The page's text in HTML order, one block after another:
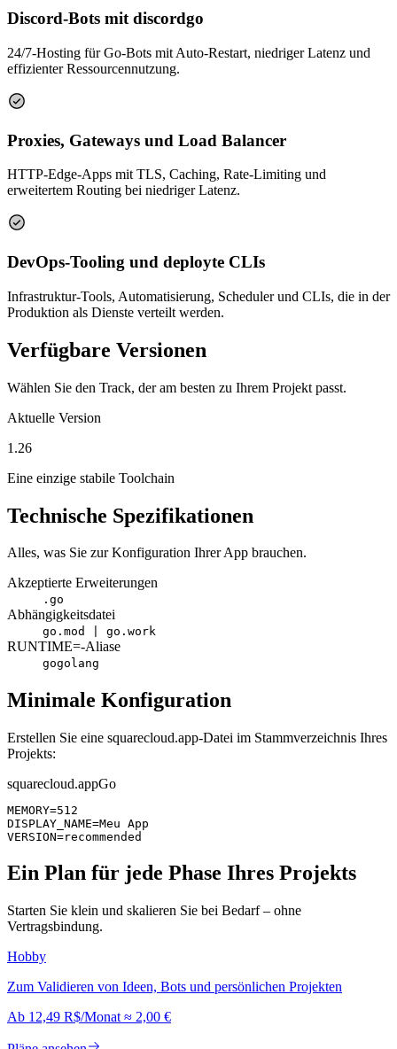
Discord-Bots mit discordgo
24/7-Hosting für Go-Bots mit Auto-Restart, niedriger Latenz und
effizienter Ressourcennutzung.
Proxies, Gateways und Load Balancer
HTTP-Edge-Apps mit TLS, Caching, Rate-Limiting und
erweitertem Routing bei niedriger Latenz.
DevOps-Tooling und deployte CLIs
Infrastruktur-Tools, Automatisierung, Scheduler und CLIs, die in der
Produktion als Dienste verteilt werden.
Verfügbare Versionen
Wählen Sie den Track, der am besten zu Ihrem Projekt passt.
Aktuelle Version
1.26
Eine einzige stabile Toolchain
Technische Spezifikationen
Alles, was Sie zur Konfiguration Ihrer App brauchen.
Akzeptierte Erweiterungen
.go
Abhängigkeitsdatei
go.mod | go.work
RUNTIME=-Aliase
gogolang
Minimale Konfiguration
Erstellen Sie eine squarecloud.app-Datei im Stammverzeichnis Ihres
Projekts:
squarecloud.appGo
MEMORY=512
DISPLAY_NAME=Meu App
VERSION=recommended
Ein Plan für jede Phase Ihres Projekts
Starten Sie klein und skalieren Sie bei Bedarf – ohne
Vertragsbindung.
Hobby
Zum Validieren von Ideen, Bots und persönlichen Projekten
Ab 12,49 R$/Monat ≈ 2,00 €